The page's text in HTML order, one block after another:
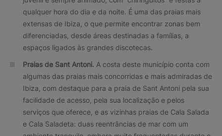
qualquer hora do dia e da noite. É uma das praias mais
extensas de Ibiza, o que permite encontrar zonas bem
diferenciadas, desde áreas destinadas a famílias, a
espaços ligados às grandes discotecas.
Praias de Sant Antoni. A costa deste município conta com
algumas das praias mais concorridas e mais admiradas de
Ibiza, com destaque para a praia de Sant Antoni pela sua
facilidade de acesso, pela sua localização e pelos
serviços que oferece, e as vizinhas praias de Cala Salada
e Cala Saladeta: duas reentrâncias de mar com um